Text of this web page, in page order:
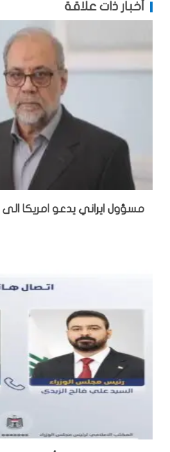
أخبار ذات علاقة
مسؤول ايراني يدعو امريكا